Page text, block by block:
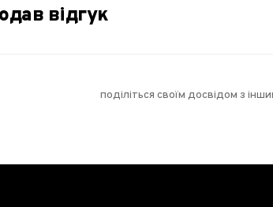
відгук
поділіться своїм досвідом з